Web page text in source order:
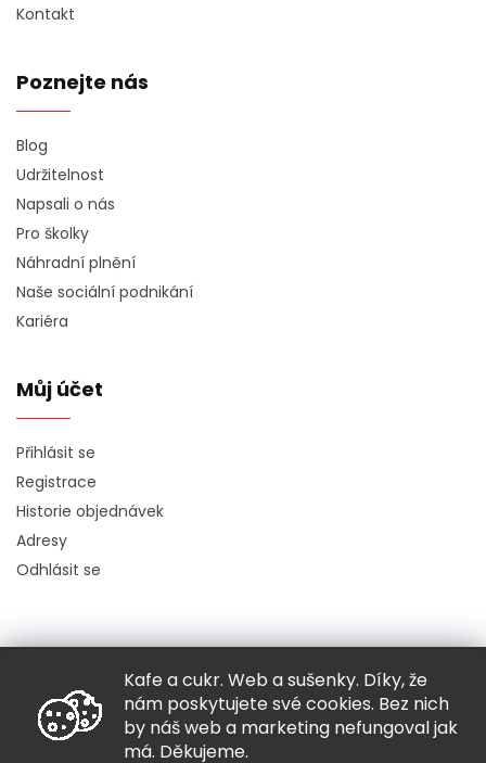
Kafe a cukr. Web a sušenky. Díky, že
nám poskytujete své cookies. Bez nich
by náš web a marketing nefungoval jak
má. Děkujeme.
Kontakt
Poznejte nás
Blog
Udržitelnost
Napsali o nás
Pro školky
Náhradní plnění
Naše sociální podnikání
Kariéra
Můj účet
Přihlásit se
Registrace
Historie objednávek
Adresy
Odhlásit se
Copyright 2026Hugo chodí bos. Všechna práva vyhrazena.
Grafický návrh vytvořil a nakódovalShoptak.cz